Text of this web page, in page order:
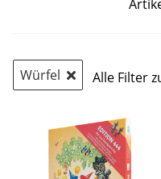
Würfel Alle Filter